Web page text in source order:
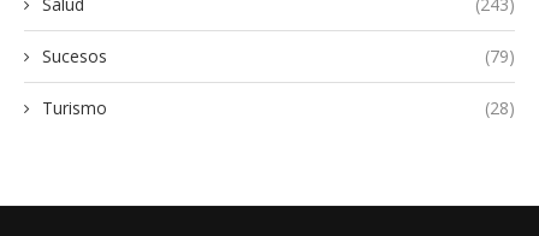
Sucesos (79)
Turismo (28)